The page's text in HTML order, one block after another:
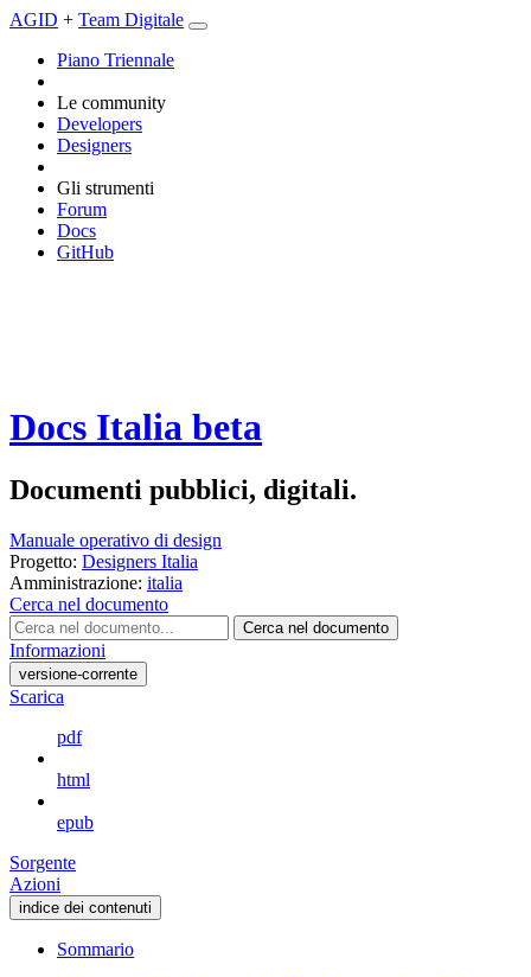
AGID + Team Digitale
Piano Triennale
Le community
Developers
Designers
Gli strumenti
Forum
Docs
GitHub
Docs Italia beta
Documenti pubblici, digitali.
Manuale operativo di design
Progetto: Designers Italia
Amministrazione: italia
Cerca nel documento
Cerca nel documento
Informazioni
versione-corrente
Scarica
pdf
html
epub
Sorgente
Azioni
indice dei contenuti
Sommario